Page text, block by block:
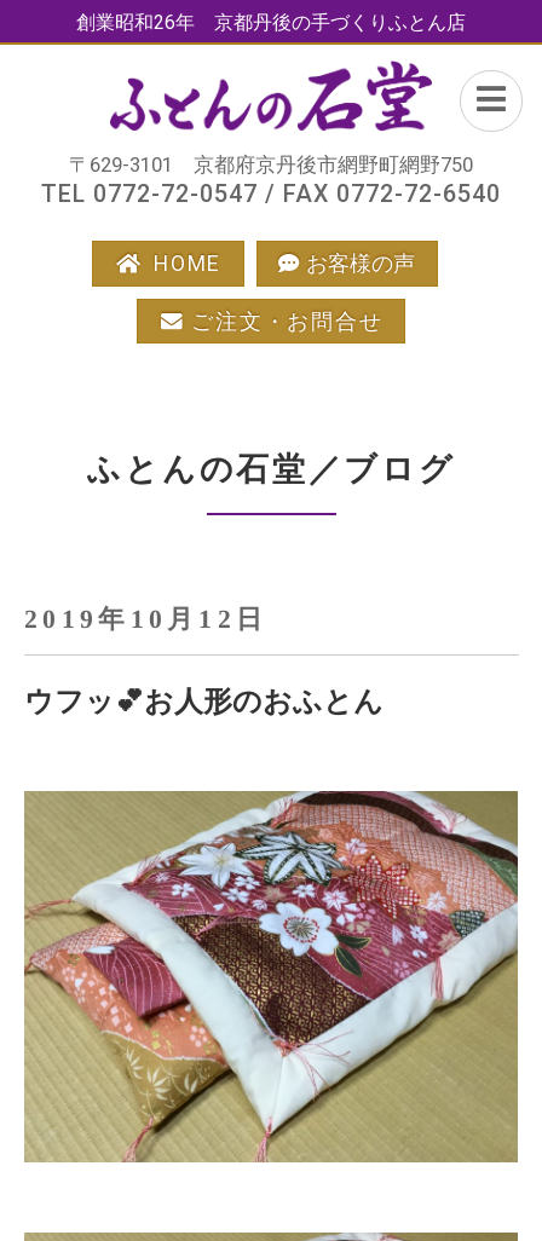
創業昭和26年 京都丹後の手づくりふとん店
〒629-3101 京都府京丹後市網野町網野750
TEL 0772-72-0547 / FAX 0772-72-6540
HOME お客様の声
ご注文・お問合せ
ふとんの石堂／ブログ
2019年10月12日
ウフッ💕お人形のおふとん